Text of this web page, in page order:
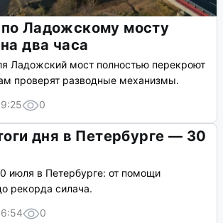
Ладожскому мосту
два часа
Ладожский мост полностью перекроют
проверят разводные механизмы.
0
дня в Петербурге — 30
июля в Петербурге: от помощи
рекорда силача.
0